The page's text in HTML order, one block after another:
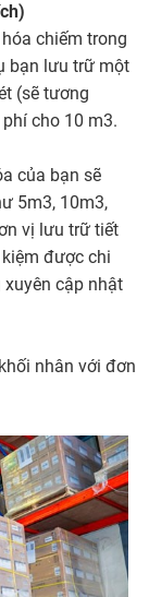
chiếm trong
bạn lưu trữ một
(sẽ tương
cho 10 m3.
của bạn sẽ
5m3, 10m3,
vị lưu trữ tiết
được chi
cập nhật
nhân với đơn